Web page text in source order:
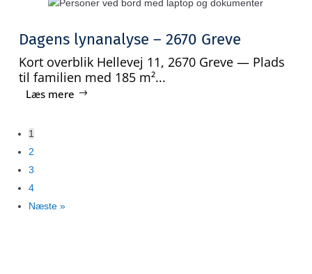
Dagens lynanalyse – 2670 Greve
Kort overblik Hellevej 11, 2670 Greve — Plads
til familien med 185 m²...
Læs mere
1
2
3
4
Næste »